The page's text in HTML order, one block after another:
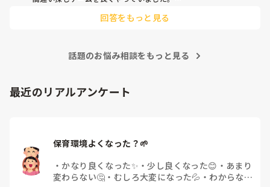
観客にその姿を覚えてもらう
(ここですでに装飾しています)
ぜんぶ見つからなければ作戦勝ち。
制限時間もありつつ、ぜんぶ当たるまでのタイムでチーム対抗
にしたりと繰り返すうちに子どもたちと相談しながらアレンジ
して楽しみましたよ。
回答をもっと見る
話題のお悩み相談をもっと見る
最近のリアルアンケート
保育環境よくなった？🌱
・ かなり良くなった✨ ・少し良くなった😊 ・ あまり
変わらない🤔 ・ むしろ大変になった💦 ・ わからない